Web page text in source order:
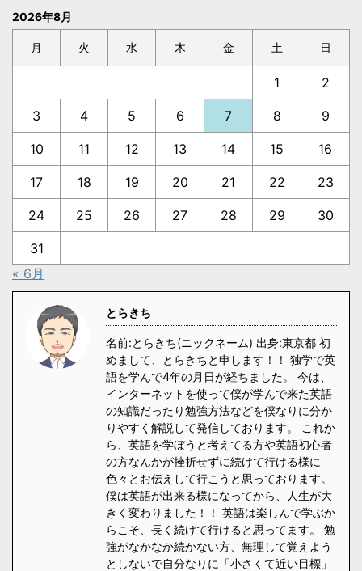
2026年8月
月 火 水 木 金 土 日
1 2
3 4 5 6 7 8 9
10 11 12 13 14 15 16
17 18 19 20 21 22 23
24 25 26 27 28 29 30
31
« 6月
とらきち
名前:とらきち(ニックネーム) 出身:東京都 初
めまして、とらきちと申します！！ 独学で英
語を学んで4年の月日が経ちました。 今は、
インターネットを使って僕が学んで来た英語
の知識だったり勉強方法などを僕なりに分か
りやすく解説して発信しております。 これか
ら、英語を学ぼうと考えてる方や英語初心者
の方なんかが挫折せずに続けて行ける様に
色々とお伝えして行こうと思っております。
僕は英語が出来る様になってから、人生が大
きく変わりました！！ 英語は楽しんで学ぶか
らこそ、長く続けて行けると思ってます。 勉
強がなかなか続かない方、無理して覚えよう
としないで自分なりに「小さくて近い目標」